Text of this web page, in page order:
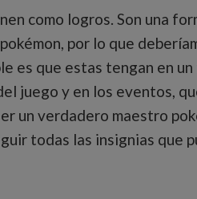
como logros. Son una
por lo que
es que estas tengan en
juego y en los eventos,
un verdadero maestro
todas las insignias que